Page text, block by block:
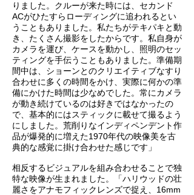
りました。クルーが来た時には、セカンド
ACがひたすらローディングに追われるとい
うこともありました。私たちがテキパキと動
き、たくさん撮影をしたからです。私自身が
カメラを運び、ケースを動かし、照明のセッ
ティングを手伝うこともありました。準備期
間中は、ショーンとのクリエイティブなすり
合わせに多くの時間をかけ、実際に何かの準
備にかけた時間は少なめでした。常にカメラ
が動き続けているのは好きではなかったの
で、基本的にはスティックに載せて撮るよう
にしました。荒削りなインディペンデント作
品が爆発的に増えた1970年代の映像美を古
典的な感覚に掛け合わせた感じです」
相反するビジュアルを組み合わせることで独
特な映像が生まれました。「ハリウッドの壮
麗さをアナモフィックレンズで捉え、16mm